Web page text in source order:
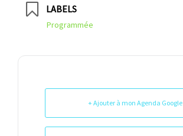
LABELS
Programmée
+ Ajouter à mon Agenda Google